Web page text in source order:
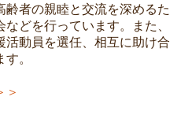
齢者の親睦と交流を深めるた
どを行っています。また、
活動員を選任、相互に助け合
。
＞